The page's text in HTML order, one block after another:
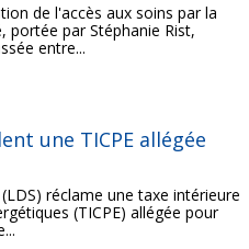
de l'accès aux soins par la
portée par Stéphanie Rist,
entre...
une TICPE allégée
réclame une taxe intérieure
(TICPE) allégée pour